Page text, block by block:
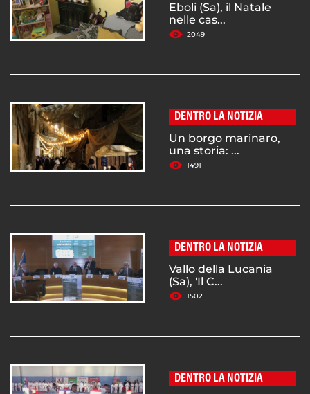
Eboli (Sa), il Natale
nelle cas...
2049
DENTRO LA NOTIZIA
Un borgo marinaro,
una storia: ...
1491
DENTRO LA NOTIZIA
Vallo della Lucania
(Sa), 'Il C...
1502
DENTRO LA NOTIZIA